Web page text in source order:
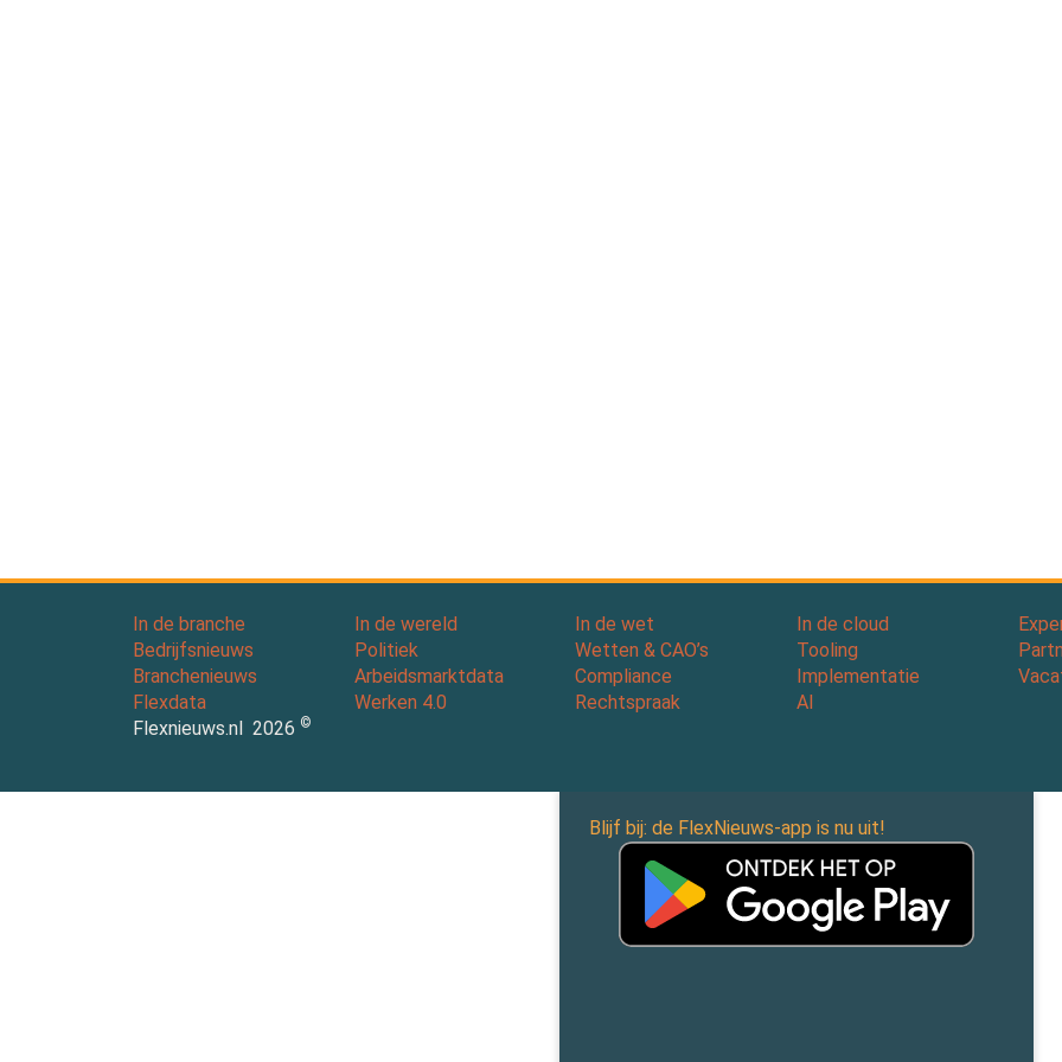
In de branche
Bedrijfsnieuws
Branchenieuws
Flexdata
In de wereld
Politiek
Arbeidsmarktdata
Werken 4.0
In de wet
Wetten & CAO’s
Compliance
Rechtspraak
In de cloud
Tooling
Implementatie
AI
Flexnieuws.nl 2026 ©
Blijf bij: de FlexNieuws-app is nu uit!